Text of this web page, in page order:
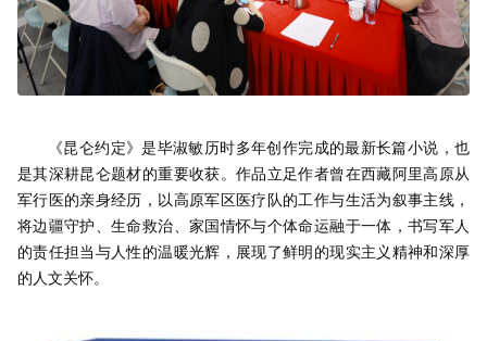
《昆仑约定》是毕淑敏历时多年创作完成的最新长篇小说，也
是其深耕昆仑题材的重要收获。作品立足作者曾在西藏阿里高原从
军行医的亲身经历，以高原军区医疗队的工作与生活为叙事主线，
将边疆守护、生命救治、家国情怀与个体命运融于一体，书写军人
的责任担当与人性的温暖光辉，展现了鲜明的现实主义精神和深厚
的人文关怀。